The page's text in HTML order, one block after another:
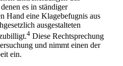
es in ständiger
Hand eine Klagebefugnis aus
ausgestalteten
4 Diese Rechtsprechung
und nimmt einen der
ein.